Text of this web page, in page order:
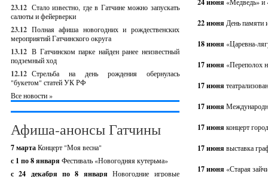
23.12 Стало известно, где в Гатчине можно запускать
салюты и фейерверки
23.12 Полная афиша новогодних и рождественских
мероприятий Гатчинского округа
13.12 В Гатчинском парке найден ранее неизвестный
подземный ход
12.12 Стрельба на день рождения обернулась
"букетом" статей УК РФ
Все новости »
Афиша-анонсы Гатчины
7 мартаКонцерт "Моя весна"
с 1 по 8 января Фестиваль «Новогодняя кутерьма»
с 24 декабря по 8 январяНовогодние игровые
24 июня
22 июня День памяти
18 июня «Царевна-
17 июня «Переполох
17 июня
17 июня
17 июня концерт
17 июня выставка
17 июня «Старая